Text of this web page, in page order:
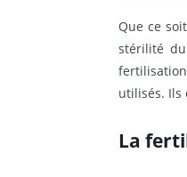
Que ce
stérilité
utilisés. Ils
La